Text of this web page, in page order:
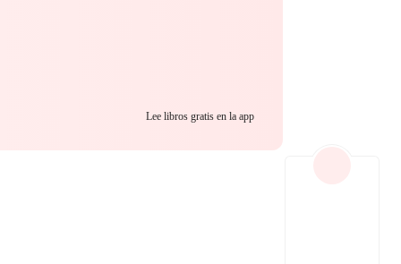
Lee libros gratis en la app